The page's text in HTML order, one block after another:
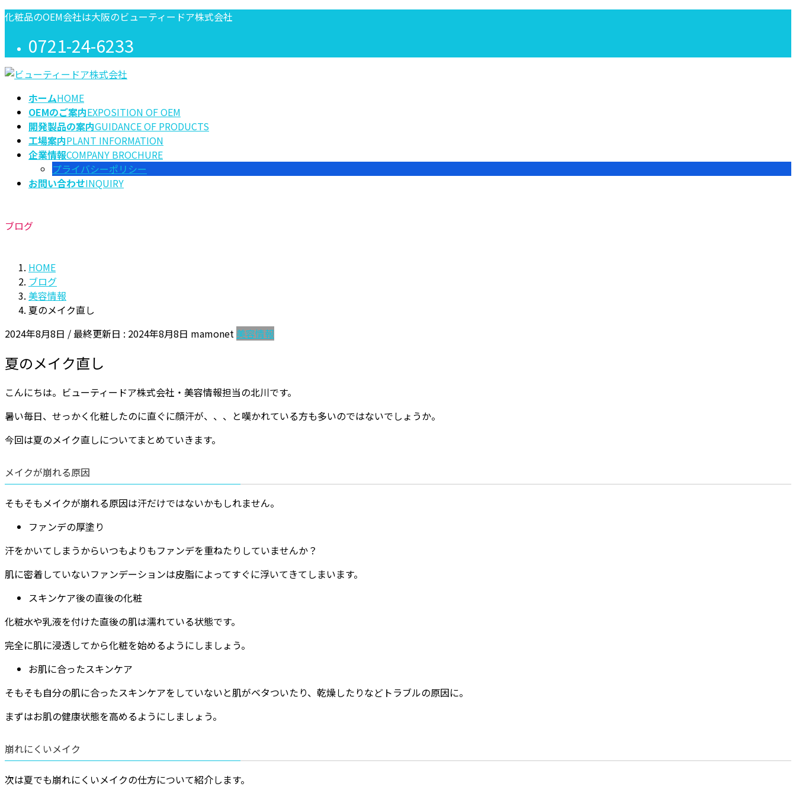
コ
ン
ツ
ナ
ー
シ
化粧品のOEM会社は大阪のビューティードア株式会社
0721-24-6233
ホームHOME
OEMのご案内EXPOSITION OF OEM
開発製品の案内GUIDANCE OF PRODUCTS
工場案内PLANT INFORMATION
企業情報COMPANY BROCHURE
プライバシーポリシー
お問い合わせINQUIRY
ブログ
HOME
ブログ
美容情報
夏のメイク直し
2024年8月8日 / 最終更新日 : 2024年8月8日 mamonet美容情報
夏のメイク直し
こんにちは。ビューティードア株式会社・美容情報担当の北川です。
暑い毎日、せっかく化粧したのに直ぐに顔汗が、、、と嘆かれている方も多いのではないでしょうか。
今回は夏のメイク直しについてまとめていきます。
メイクが崩れる原因
そもそもメイクが崩れる原因は汗だけではないかもしれません。
ファンデの厚塗り
汗をかいてしまうからいつもよりもファンデを重ねたりしていませんか？
肌に密着していないファンデーションは皮脂によってすぐに浮いてきてしまいます。
スキンケア後の直後の化粧
化粧水や乳液を付けた直後の肌は濡れている状態です。
完全に肌に浸透してから化粧を始めるようにしましょう。
お肌に合ったスキンケア
そもそも自分の肌に合ったスキンケアをしていないと肌がベタついたり、乾燥したりなどトラブルの原因に。
まずはお肌の健康状態を高めるようにしましょう。
崩れにくいメイク
次は夏でも崩れにくいメイクの仕方について紹介します。